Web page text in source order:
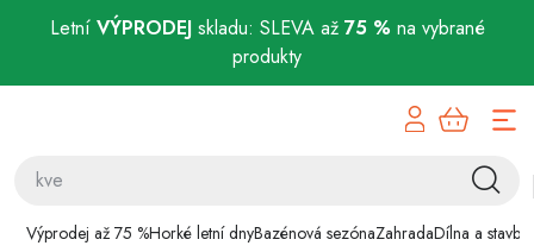
Letní VÝPRODEJskladu: SLEVA až 75 % na vybrané
produkty
Výprodej až 75 %Horké letní dnyBazénová sezónaZahradaDílna a stavba
Bazénová sezóna